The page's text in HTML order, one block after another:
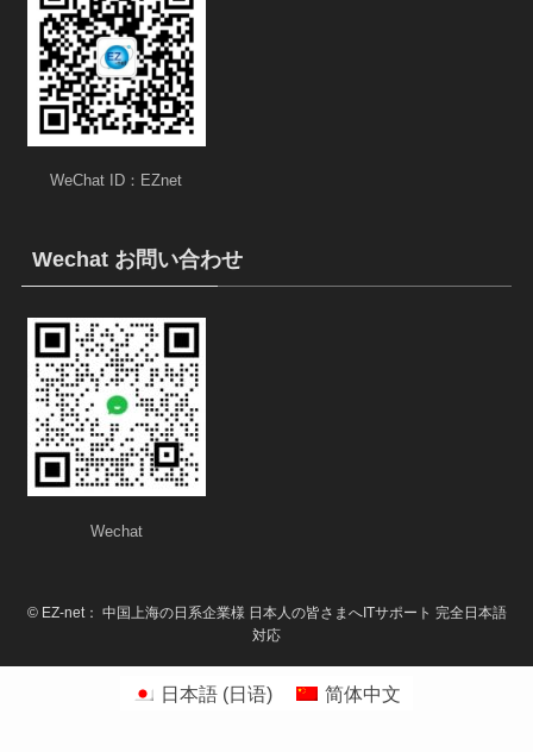
WeChat ID：EZnet
Wechat お問い合わせ
Wechat
©EZ-net： 中国上海の日系企業様 日本人の皆さまへITサポート 完全日本語
対応
日本語 (日语) 简体中文